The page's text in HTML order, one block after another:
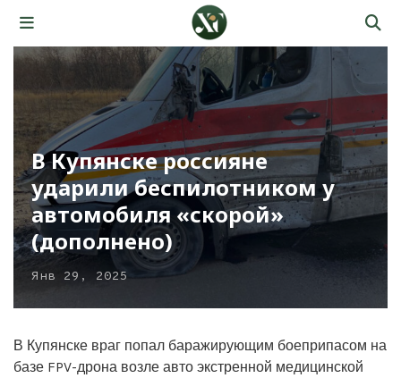
В Купянске россияне
ударили беспилотником у
автомобиля «скорой»
(дополнено)
Янв 29, 2025
В Купянске враг попал баражирующим боеприпасом на
базе FPV-дрона возле авто экстренной медицинской